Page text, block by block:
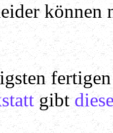
können
gibt